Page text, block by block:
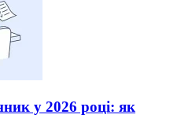
у 2026 році: як